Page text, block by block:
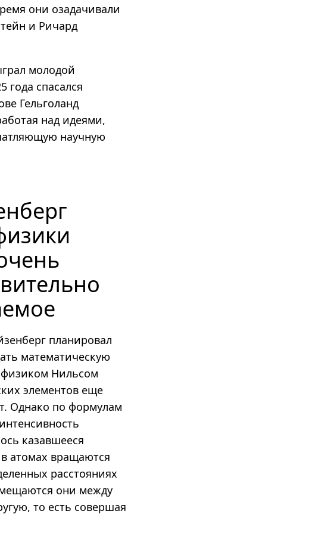
они озадачивали
и Ричард
молодой
года спасался
Гельголанд
над идеями,
научную
планировал
математическую
Нильсом
элементов еще
Однако по формулам
казавшееся
атомах вращаются
расстояниях
они между
то есть совершая